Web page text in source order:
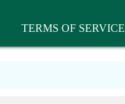
TERMS OF SERVICE